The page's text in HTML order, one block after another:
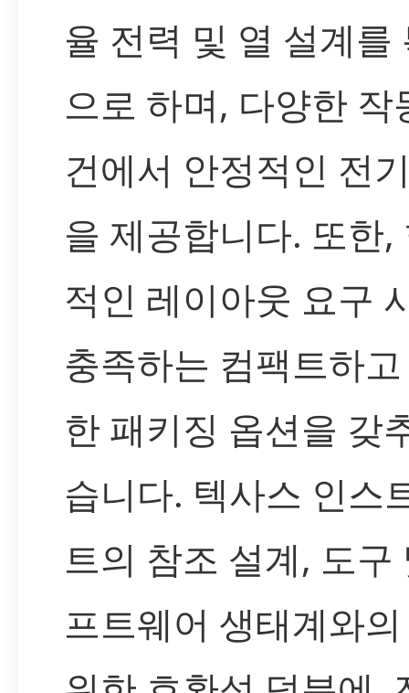
율 전력 및 열 설계를
으로 하며, 다양한 작
건에서 안정적인 전
을 제공합니다. 또한,
적인 레이아웃 요구
충족하는 컴팩트하
한 패키징 옵션을 갖
습니다. 텍사스 인스
트의 참조 설계, 도구
프트웨어 생태계와